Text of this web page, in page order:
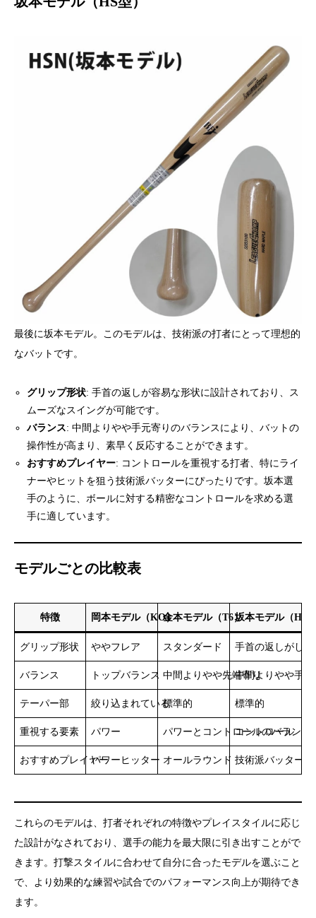
最後に坂本モデル。このモデルは、技術派の打者にとって理想的
なバットです。
グリップ形状: 手首の返しが容易な形状に設計されており、ス
ムーズなスイングが可能です。
バランス: 中間よりやや手元寄りのバランスにより、バットの
操作性が高まり、素早く反応することができます。
おすすめプレイヤー: コントロールを重視する打者、特にライ
ナーやヒットを狙う技術派バッターにぴったりです。坂本選
手のように、ボールに対する精密なコントロールを求める選
手に適しています。
モデルごとの比較表
特徴 岡本モデル（KO）金本モデル（T6）坂本モデル（HS
グリップ形状 ややフレア スタンダード 手首の返しがしや
バランス トップバランス 中間よりやや先端寄り中間よりやや手元
テーパー部 絞り込まれている標準的 標準的
重視する要素 パワー パワーとコントロールのバランス
コントロール
おすすめプレイヤーパワーヒッター オールラウンド 技術派バッター
これらのモデルは、打者それぞれの特徴やプレイスタイルに応じ
た設計がなされており、選手の能力を最大限に引き出すことがで
きます。打撃スタイルに合わせて自分に合ったモデルを選ぶこと
で、より効果的な練習や試合でのパフォーマンス向上が期待でき
ます。